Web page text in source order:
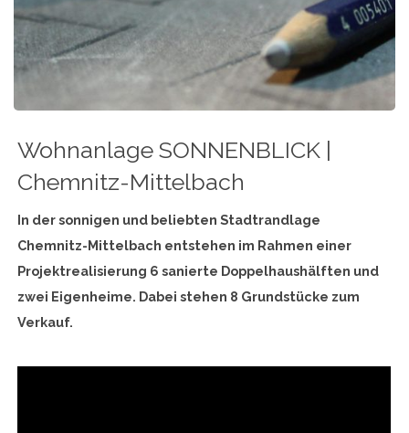
Wohnanlage SONNENBLICK |
Chemnitz-Mittelbach
In der sonnigen und beliebten Stadtrandlage
Chemnitz-Mittelbach entstehen im Rahmen einer
Projektrealisierung 6 sanierte Doppelhaushälften und
zwei Eigenheime. Dabei stehen 8 Grundstücke zum
Verkauf.